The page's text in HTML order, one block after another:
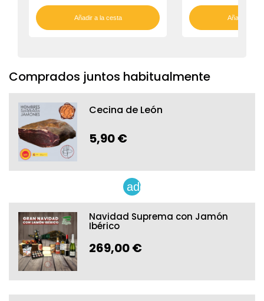
Añadir a la cesta Añadir a la
Comprados juntos habitualmente
Cecina de León
5,90 €
add
Navidad Suprema con Jamón
Ibérico
269,00 €